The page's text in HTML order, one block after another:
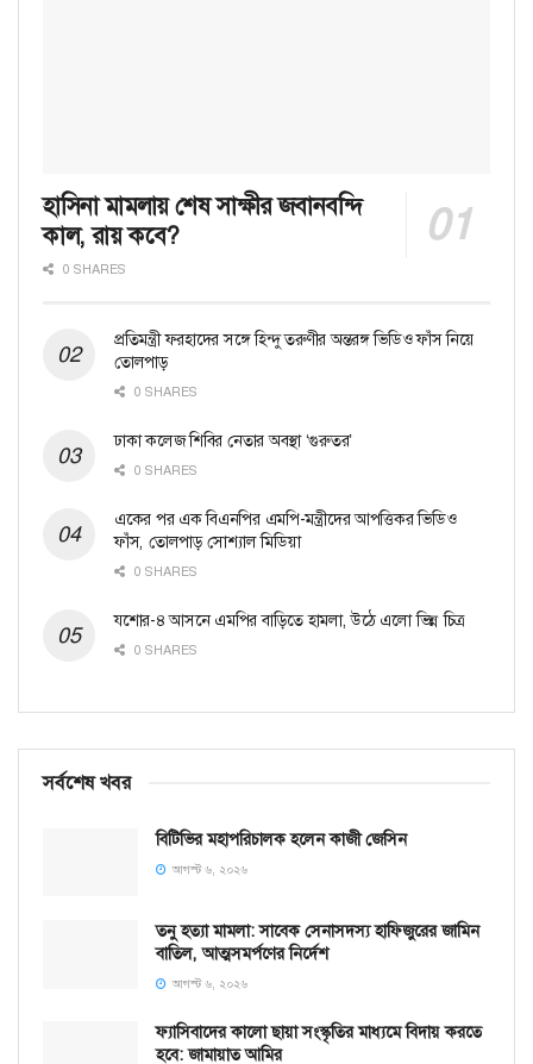
হাসিনা মামলায় শেষ সাক্ষীর জবানবন্দি
কাল, রায় কবে?
0 SHARES
প্রতিমন্ত্রী ফরহাদের সঙ্গে হিন্দু তরুণীর অন্তরঙ্গ ভিডিও ফাঁস নিয়ে
তোলপাড়
0 SHARES
ঢাকা কলেজ শিবির নেতার অবস্থা ‘গুরুতর’
0 SHARES
একের পর এক বিএনপির এমপি-মন্ত্রীদের আপত্তিকর ভিডিও
ফাঁস, তোলপাড় সোশ্যাল মিডিয়া
0 SHARES
যশোর-৪ আসনে এমপির বাড়িতে হামলা, উঠে এলো ভিন্ন চিত্র
0 SHARES
সর্বশেষ খবর
বিটিভির মহাপরিচালক হলেন কাজী জেসিন
আগস্ট ৬, ২০২৬
তনু হত্যা মামলা: সাবেক সেনাসদস্য হাফিজুরের জামিন
বাতিল, আত্মসমর্পণের নির্দেশ
আগস্ট ৬, ২০২৬
ফ্যাসিবাদের কালো ছায়া সংস্কৃতির মাধ্যমে বিদায় করতে
হবে: জামায়াত আমির